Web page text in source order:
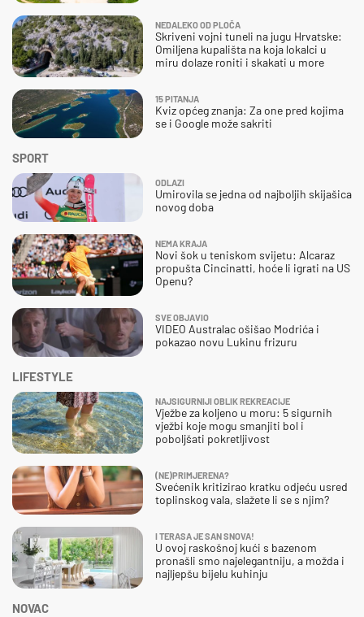
SPORT
ODLAZI
Umirovila se jedna od najboljih skijašica
novog doba
NEMA KRAJA
Novi šok u teniskom svijetu: Alcaraz
propušta Cincinatti, hoće li igrati na US
Openu?
SVE OBJAVIO
VIDEO Australac ošišao Modrića i
pokazao novu Lukinu frizuru
NEDALEKO OD PLOČA
Skriveni vojni tuneli na jugu Hrvatske:
Omiljena kupališta na koja lokalci u
miru dolaze roniti i skakati u more
15 PITANJA
Kviz općeg znanja: Za one pred kojima
se i Google može sakriti
NOVAC
LIFESTYLE
NAJSIGURNIJI OBLIK REKREACIJE
Vježbe za koljeno u moru: 5 sigurnih
vježbi koje mogu smanjiti bol i
poboljšati pokretljivost
(NE)PRIMJERENA?
Svećenik kritizirao kratku odjeću usred
toplinskog vala, slažete li se s njim?
I TERASA JE SAN SNOVA!
U ovoj raskošnoj kući s bazenom
pronašli smo najelegantniju, a možda i
najljepšu bijelu kuhinju